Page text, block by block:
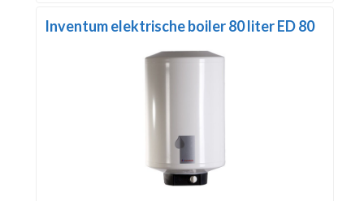
Inventum elektrische boiler 80 liter ED 80